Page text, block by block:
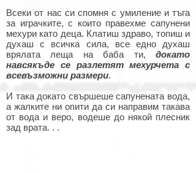
Всеки от нас си спомня с умиление и тъга
за играчките, с които правехме сапунени
мехури като деца. Клатиш здраво, топиш и
духаш с всичка сила, все едно духаш
врялата леща на баба ти, докато
навсякъде се разлетят мехурчета с
всевъзможни размери.
И така докато свършеше сапунената вода,
а жалките ни опити да си направим такава
от вода и веро, водеше до някой плесник
зад врата. . .